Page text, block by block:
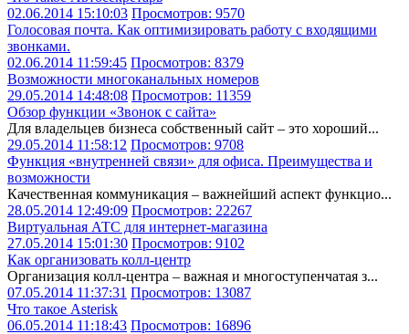
02.06.2014 15:10:03 Просмотров: 9570
Голосовая почта. Как оптимизировать работу с входящими
звонками.
02.06.2014 11:59:45 Просмотров: 8379
Возможности многоканальных номеров
29.05.2014 14:48:08 Просмотров: 11359
Обзор функции «Звонок с сайта»
Для владельцев бизнеса собственный сайт – это хороший...
29.05.2014 11:58:12 Просмотров: 9708
Функция «внутренней связи» для офиса. Преимущества и
возможности
Качественная коммуникация – важнейший аспект функцио...
28.05.2014 12:49:09 Просмотров: 22267
Виртуальная АТС для интернет-магазина
27.05.2014 15:01:30 Просмотров: 9102
Как организовать колл-центр
Организация колл-центра – важная и многоступенчатая з...
07.05.2014 11:37:31 Просмотров: 13087
Что такое Asterisk
06.05.2014 11:18:43 Просмотров: 16896